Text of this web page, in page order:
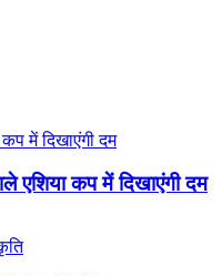
एशिया कप में दिखाएंगी दम